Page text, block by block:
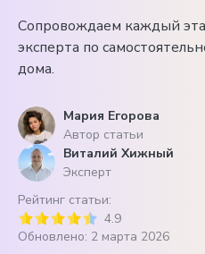
Сопровождаем каждый
эксперта по
дома.
Мария Егорова
Автор статьи
Виталий Хижный
Эксперт
Рейтинг статьи:
4.9
Обновлено: 2 марта 2026